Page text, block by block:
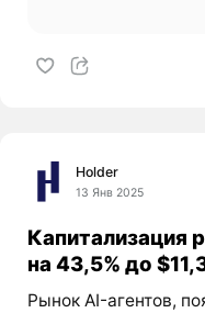
Holder
13 Янв 2025
Капитализация
на 43,5% до
Рынок AI-агентов,